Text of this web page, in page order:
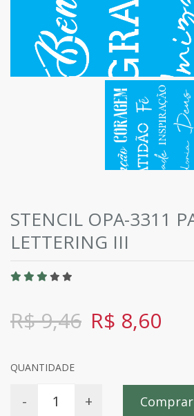
STENCIL OPA-3311
LETTERING III
R$ 9,46 R$ 8,60
QUANTIDADE
- + Comprar